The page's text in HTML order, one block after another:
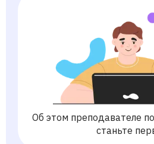
Об этом преподавателе
станьте